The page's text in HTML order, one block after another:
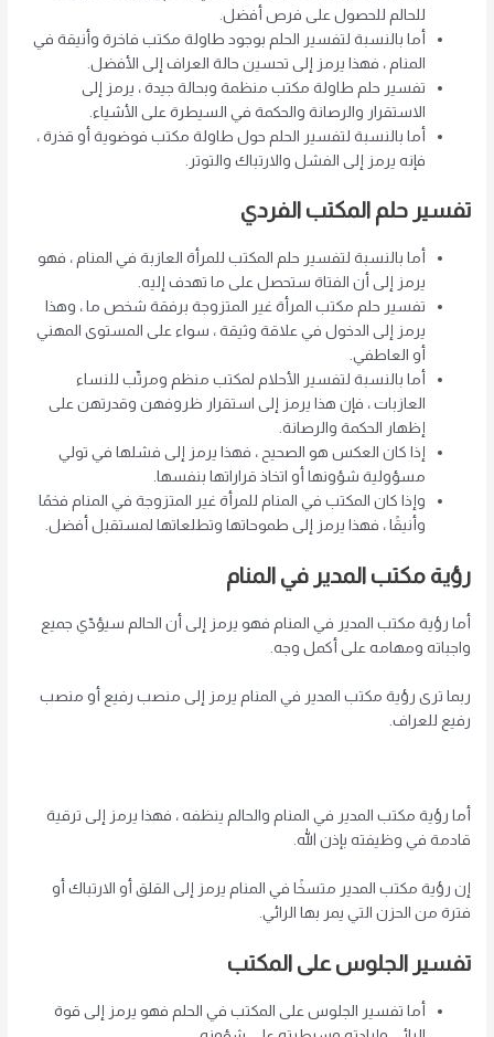
للحالم للحصول على فرص أفضل.
أما بالنسبة لتفسير الحلم بوجود طاولة مكتب فاخرة وأنيقة في
المنام ، فهذا يرمز إلى تحسين حالة العراف إلى الأفضل.
تفسير حلم طاولة مكتب منظمة وبحالة جيدة ، يرمز إلى
الاستقرار والرصانة والحكمة في السيطرة على الأشياء.
أما بالنسبة لتفسير الحلم حول طاولة مكتب فوضوية أو قذرة ،
فإنه يرمز إلى الفشل والارتباك والتوتر.
تفسير حلم المكتب الفردي
أما بالنسبة لتفسير حلم المكتب للمرأة العازبة في المنام ، فهو
يرمز إلى أن الفتاة ستحصل على ما تهدف إليه.
تفسير حلم مكتب المرأة غير المتزوجة برفقة شخص ما ، وهذا
يرمز إلى الدخول في علاقة وثيقة ، سواء على المستوى المهني
أو العاطفي.
أما بالنسبة لتفسير الأحلام لمكتب منظم ومرتّب للنساء
العازبات ، فإن هذا يرمز إلى استقرار ظروفهن وقدرتهن على
إظهار الحكمة والرصانة.
إذا كان العكس هو الصحيح ، فهذا يرمز إلى فشلها في تولي
مسؤولية شؤونها أو اتخاذ قراراتها بنفسها.
وإذا كان المكتب في المنام للمرأة غير المتزوجة في المنام فخمًا
وأنيقًا ، فهذا يرمز إلى طموحاتها وتطلعاتها لمستقبل أفضل.
رؤية مكتب المدير في المنام
أما رؤية مكتب المدير في المنام فهو يرمز إلى أن الحالم سيؤدّي جميع
واجباته ومهامه على أكمل وجه.
ربما ترى رؤية مكتب المدير في المنام يرمز إلى منصب رفيع أو منصب
رفيع للعراف.
أما رؤية مكتب المدير في المنام والحالم ينظفه ، فهذا يرمز إلى ترقية
قادمة في وظيفته بإذن الله.
إن رؤية مكتب المدير متسخًا في المنام يرمز إلى القلق أو الارتباك أو
فترة من الحزن التي يمر بها الرائي.
تفسير الجلوس على المكتب
أما تفسير الجلوس على المكتب في الحلم فهو يرمز إلى قوة